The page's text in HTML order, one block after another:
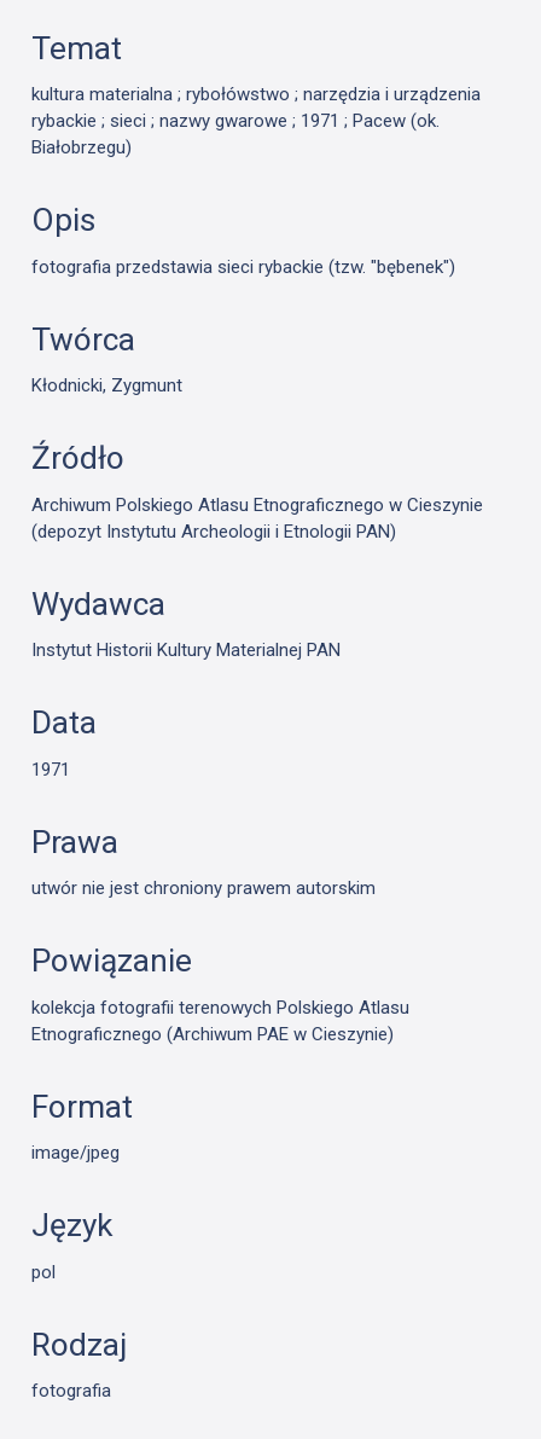
Temat
kultura materialna ; rybołówstwo ; narzędzia i urządzenia
rybackie ; sieci ; nazwy gwarowe ; 1971 ; Pacew (ok.
Białobrzegu)
Opis
fotografia przedstawia sieci rybackie (tzw. "bębenek")
Twórca
Kłodnicki, Zygmunt
Źródło
Archiwum Polskiego Atlasu Etnograficznego w Cieszynie
(depozyt Instytutu Archeologii i Etnologii PAN)
Wydawca
Instytut Historii Kultury Materialnej PAN
Data
1971
Prawa
utwór nie jest chroniony prawem autorskim
Powiązanie
kolekcja fotografii terenowych Polskiego Atlasu
Etnograficznego (Archiwum PAE w Cieszynie)
Format
image/jpeg
Język
pol
Rodzaj
fotografia